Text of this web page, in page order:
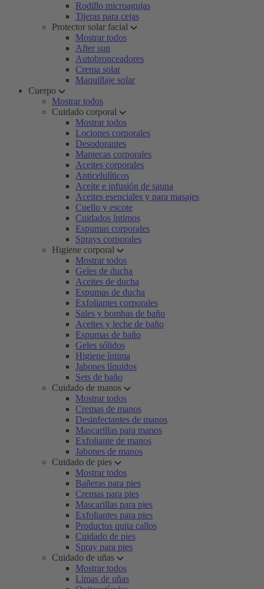
Rodillo microagujas
Tijeras para cejas
Protector solar facial
Mostrar todos
After sun
Autobronceadores
Crema solar
Maquillaje solar
Cuerpo
Mostrar todos
Cuidado corporal
Mostrar todos
Lociones corporales
Desodorantes
Mantecas corporales
Aceites corporales
Anticelulíticos
Aceite e infusión de sauna
Aceites esenciales y para masajes
Cuello y escote
Cuidados íntimos
Espumas corporales
Sprays corporales
Higiene corporal
Mostrar todos
Geles de ducha
Aceites de ducha
Espumas de ducha
Exfoliantes corporales
Sales y bombas de baño
Aceites y leche de baño
Espumas de baño
Geles sólidos
Higiene íntima
Jabones líquidos
Sets de baño
Cuidado de manos
Mostrar todos
Cremas de manos
Desinfectantes de manos
Mascarillas para manos
Exfoliante de manos
Jabones de manos
Cuidado de pies
Mostrar todos
Bañeras para pies
Cremas para pies
Mascarillas para pies
Exfoliantes para pies
Productos quita callos
Cuidado de pies
Spray para pies
Cuidado de uñas
Mostrar todos
Limas de uñas